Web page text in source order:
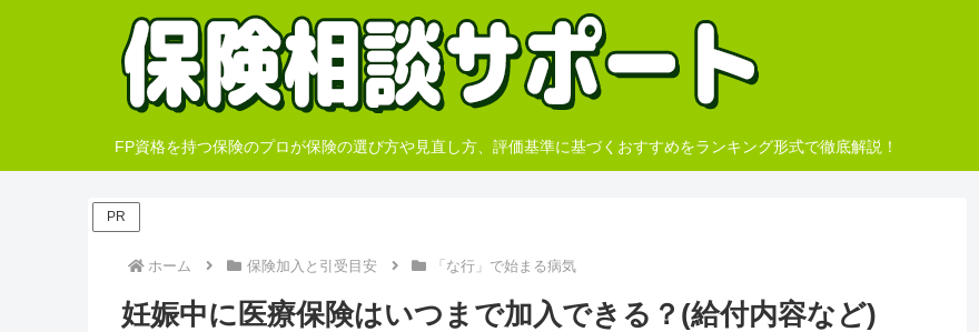
FP資格を持つ保険のプロが保険の選び方や見直し方、評価基準に基づくおすすめをランキング形式で徹底解説！
PR
ホーム 保険加入と引受目安 「な行」で始まる病気
妊娠中に医療保険はいつまで加入できる？(給付内容など)